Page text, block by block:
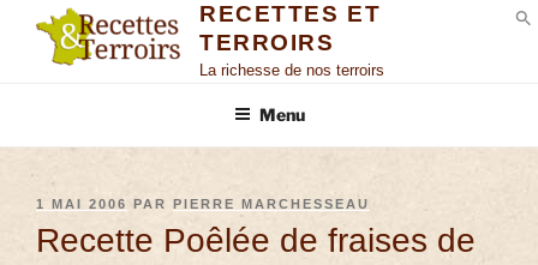
RECETTES ET
TERROIRS
La richesse de nos terroirs
Menu
1 MAI 2006 PAR PIERRE MARCHESSEAU
Recette Poêlée de fraises de